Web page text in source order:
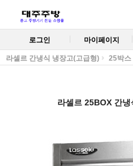
로그인 마이페이지
라셀르 간냉식 냉장고(고급형) 25박스
라셀르 25BOX 간